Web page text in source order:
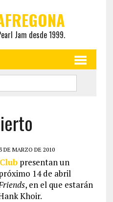
Jam desde 1999.
3 DE MARZO DE 2010
presentan un
14 de abril
, en el que estarán
Khoir.